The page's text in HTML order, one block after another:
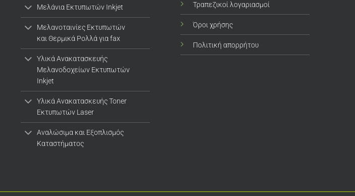
Μελάνια Εκτυπωτών Inkjet
Μελανοταινίες Εκτυπωτών
και Θερμικά Ρολλά για fax
Υλικά Ανακατασκευής
Μελανοδοχείων Εκτυπωτών
Inkjet
Υλικά Ανακατασκευής Toner
Εκτυπωτών Laser
Αναλώσιμα και Εξοπλισμός
Καταστήματος
Τραπεζικοί λογαριασμοί
Όροι χρήσης
Πολιτική απορρήτου